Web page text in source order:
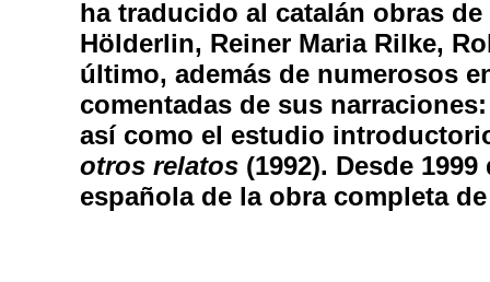
ha traducido al catalán obras
Hölderlin, Reiner Maria Rilke,
último, además de numerosos
comentadas de sus
así como el estudio
otros relatos (1992). Desde
española de la obra completa